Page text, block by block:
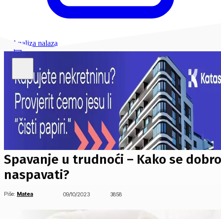
Analiza nalaza
Spavanje u trudnoći – Kako se dobro
naspavati?
Piše: Matea 09/10/2023 3858